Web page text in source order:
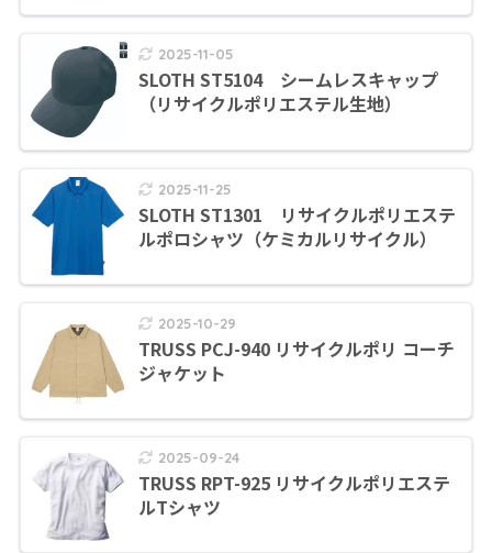
2025-11-05
SLOTH ST5104 シームレスキャップ
（リサイクルポリエステル生地）
2025-11-25
SLOTH ST1301 リサイクルポリエステ
ルポロシャツ（ケミカルリサイクル）
2025-10-29
TRUSS PCJ-940 リサイクルポリ コーチ
ジャケット
2025-09-24
TRUSS RPT-925 リサイクルポリエステ
ルTシャツ